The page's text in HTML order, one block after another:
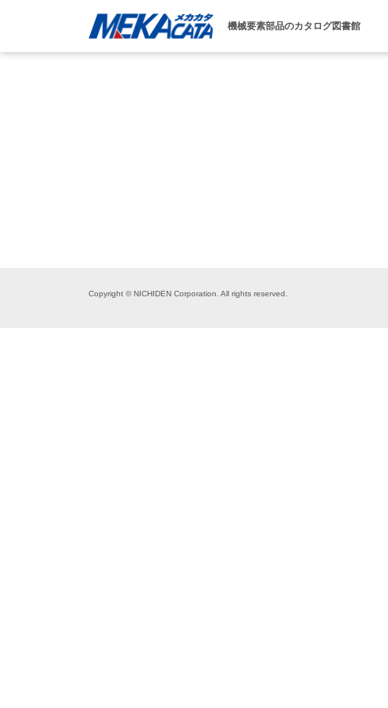
機械要素部品のカタログ図書館
Copyright © NICHIDEN Corporation. All rights reserved.